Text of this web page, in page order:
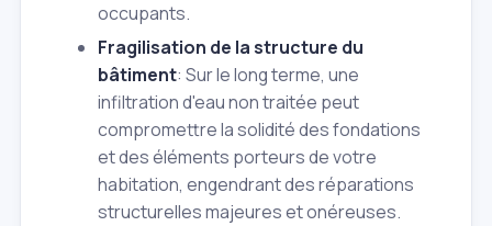
occupants.
Fragilisation de la structure du
bâtiment: Sur le long terme, une
infiltration d'eau non traitée peut
compromettre la solidité des fondations
et des éléments porteurs de votre
habitation, engendrant des réparations
structurelles majeures et onéreuses.